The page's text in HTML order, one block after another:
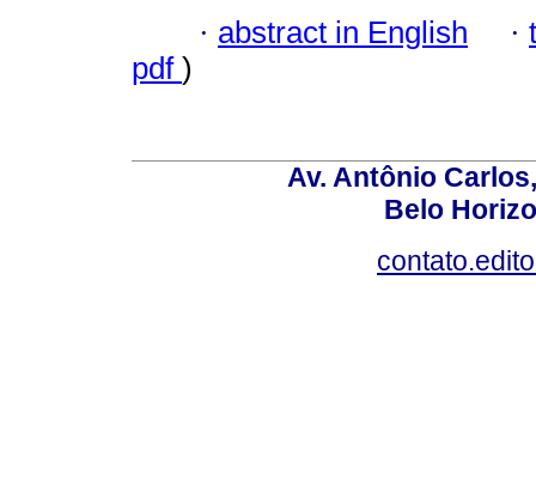
· abstract in English ·
pdf )
Av. Antônio
Belo